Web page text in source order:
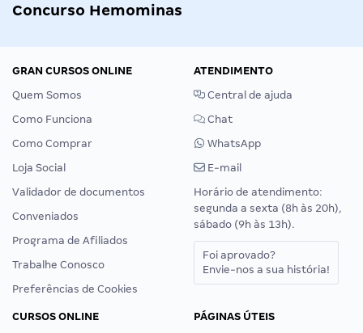
Concurso Hemominas
GRAN CURSOS ONLINE
Quem Somos
Como Funciona
Como Comprar
Loja Social
Validador de documentos
Conveniados
Programa de Afiliados
Trabalhe Conosco
Preferências de Cookies
ATENDIMENTO
Central de ajuda
Chat
WhatsApp
E-mail
Horário de atendimento:
segunda a sexta (8h às 20h),
sábado (9h às 13h).
Foi aprovado?
Envie-nos a sua história!
CURSOS ONLINE
PÁGINAS ÚTEIS